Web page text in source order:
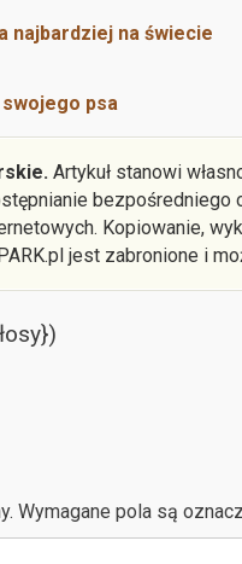
najbardziej na świecie
psa
Artykuł stanowi
bezpośredniego
Kopiowanie,
jest zabronione i
Wymagane pola są